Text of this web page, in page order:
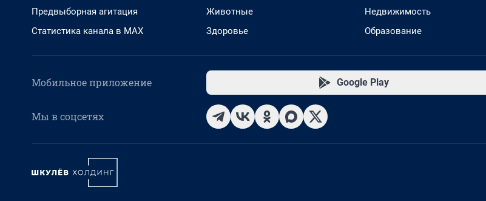
Предвыборная агитация
Статистика канала в MAX
Животные
Здоровье
Недвижимость
Образование
Мобильное приложение Google Play
Мы в соцсетях